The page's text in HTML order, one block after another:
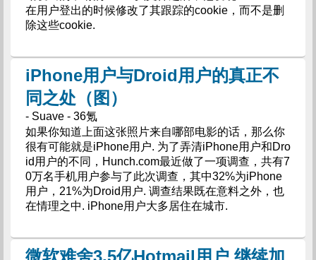
在用户登出的时候修改了其跟踪的cookie，而不是删
除这些cookie.
iPhone用户与Droid用户的真正不
同之处（图）
- Suave - 36氪
如果你知道上面这张照片来自哪部电影的话，那么你
很有可能就是iPhone用户. 为了弄清iPhone用户和Dro
id用户的不同，Hunch.com最近做了一项调查，共有7
0万名手机用户参与了此次调查，其中32%为iPhone
用户，21%为Droid用户. 调查结果既在意料之外，也
在情理之中. iPhone用户大多居住在城市.
微软难舍3.5亿Hotmail用户 继续加